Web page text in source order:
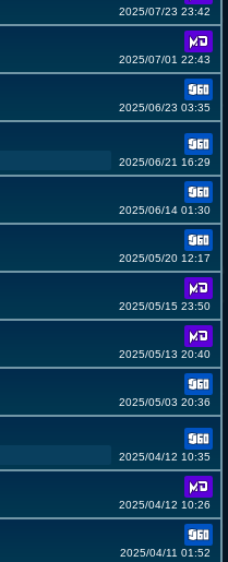
2025/07/23 23:42
2025/07/01 22:43
2025/06/23 03:35
2025/06/21 16:29
2025/06/14 01:30
2025/05/20 12:17
2025/05/15 23:50
2025/05/13 20:40
2025/05/03 20:36
2025/04/12 10:35
2025/04/12 10:26
2025/04/11 01:52